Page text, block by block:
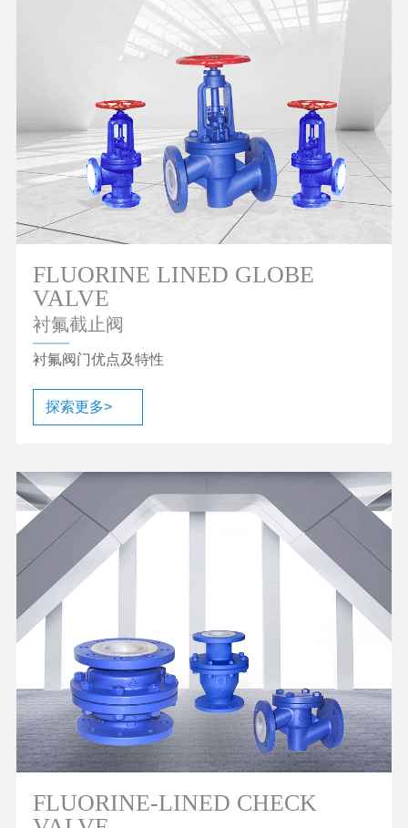
FLUORINE LINED GLOBE
VALVE
衬氟截止阀
衬氟阀门优点及特性
探索更多>
FLUORINE-LINED CHECK